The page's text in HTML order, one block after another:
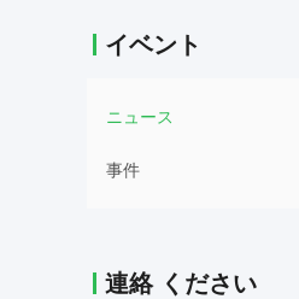
イベント
ニュース
事件
連絡 ください